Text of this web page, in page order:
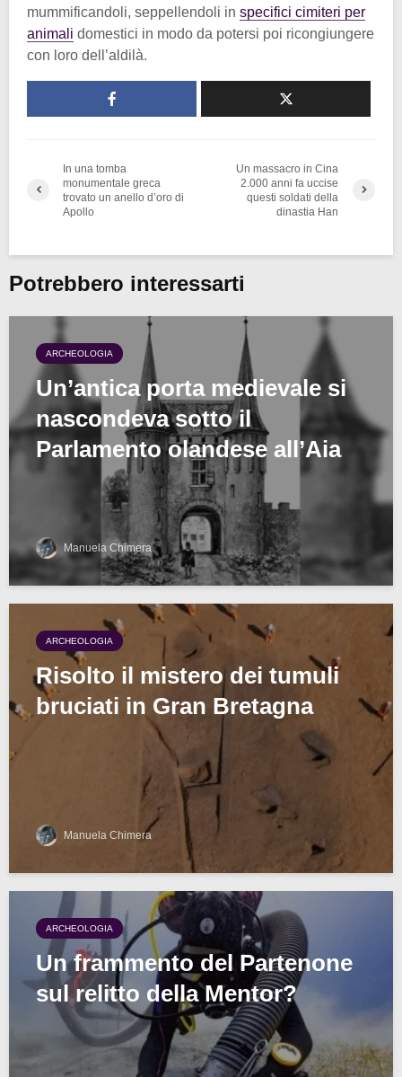
mummificandoli, seppellendoli in specifici cimiteri per
animali domestici in modo da potersi poi ricongiungere
con loro dell’aldilà.
In una tomba
monumentale greca
trovato un anello d’oro di
Apollo
Un massacro in Cina
2.000 anni fa uccise
questi soldati della
dinastia Han
Potrebbero interessarti
ARCHEOLOGIA
Un’antica porta medievale si
nascondeva sotto il
Parlamento olandese all’Aia
Manuela Chimera
ARCHEOLOGIA
Risolto il mistero dei tumuli
bruciati in Gran Bretagna
Manuela Chimera
ARCHEOLOGIA
Un frammento del Partenone
sul relitto della Mentor?